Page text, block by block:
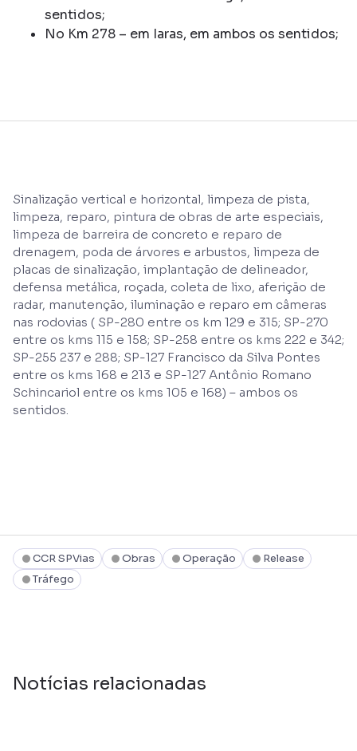
sentidos;
No Km 278 – em Iaras, em ambos os sentidos;
Sinalização vertical e horizontal, limpeza de pista,
limpeza, reparo, pintura de obras de arte especiais,
limpeza de barreira de concreto e reparo de
drenagem, poda de árvores e arbustos, limpeza de
placas de sinalização, implantação de delineador,
defensa metálica, roçada, coleta de lixo, aferição de
radar, manutenção, iluminação e reparo em câmeras
nas rodovias ( SP-280 entre os km 129 e 315; SP-270
entre os kms 115 e 158; SP-258 entre os kms 222 e 342;
SP-255 237 e 288; SP-127 Francisco da Silva Pontes
entre os kms 168 e 213 e SP-127 Antônio Romano
Schincariol entre os kms 105 e 168) – ambos os
sentidos.
CCR SPVias Obras Operação
Release
Tráfego
Notícias relacionadas